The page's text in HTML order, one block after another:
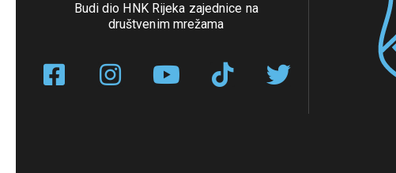
Budi dio HNK Rijeka zajednice na
društvenim mrežama